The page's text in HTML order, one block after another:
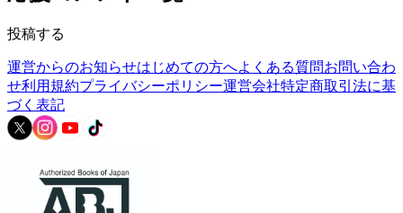
投稿する
運営からのお知らせはじめての方へよくある質問お問い合わ
せ利用規約プライバシーポリシー運営会社特定商取引法に基
づく表記